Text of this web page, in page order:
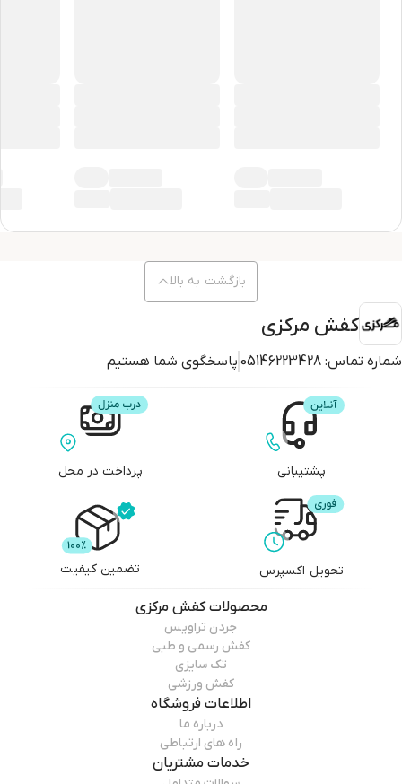
کفش مرکزی
شماره تماس: 05146223428 پاسخگوی شما هستیم
بازگشت به بالا
پشتیبانی پرداخت در محل
تحویل اکسپرس تضمین کیفیت
محصولاتکفش مرکزی
جردن تراویس
کفش رسمی و طبی
تک سایزی
کفش ورزشی
اطلاعات فروشگاه
درباره ما
راه های ارتباطی
خدمات مشتریان